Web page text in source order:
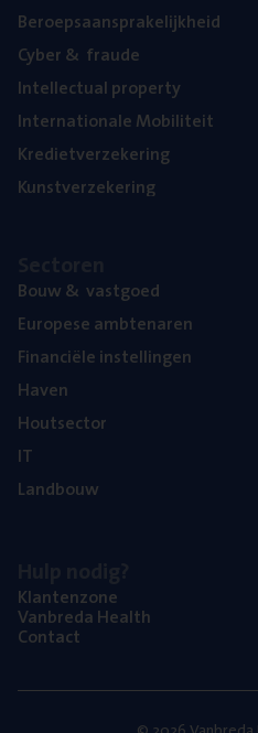
Beroeps­aan­spra­ke­lijk­heid
Cyber& fraude
Intel­lec­tu­al property
Inter­na­ti­o­na­le Mobiliteit
Kre­diet­ver­ze­ke­ring
Kunst­ver­ze­ke­ring
Bouw& vastgoed
Euro­pe­se ambtenaren
Finan­ci­ë­le instellingen
Haven
Hout­sec­tor
IT
Land­bouw
Klan­ten­zo­ne
Van­b­re­da Health
Con­tact